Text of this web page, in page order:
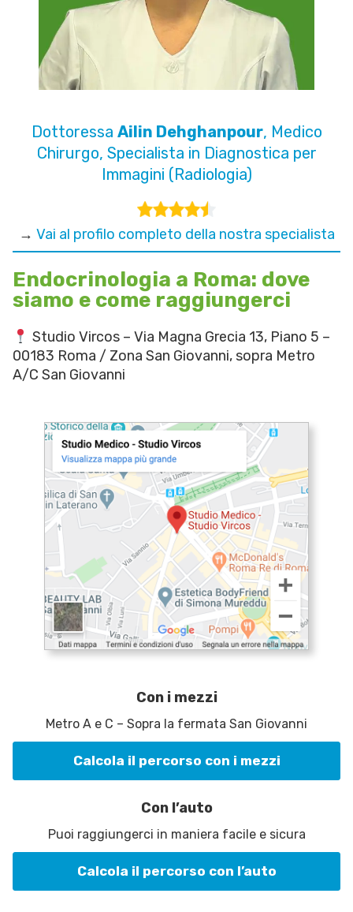
Dottoressa Ailin Dehghanpour, Medico
Chirurgo, Specialista in Diagnostica per
Immagini (Radiologia)
→ Vai al profilo completo della nostra specialista
Endocrinologia a Roma: dove
siamo e come raggiungerci
Studio Vircos – Via Magna Grecia 13, Piano 5 –
00183 Roma / Zona San Giovanni, sopra Metro
A/C San Giovanni
Con i mezzi
Metro A e C – Sopra la fermata San Giovanni
Calcola il percorso con i mezzi
Con l’auto
Puoi raggiungerci in maniera facile e sicura
Calcola il percorso con l’auto